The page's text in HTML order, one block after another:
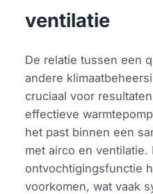
ventilatie
De relatie tussen een
andere
cruciaal voor
effectieve
het past binnen een
met airco en ventilatie.
ontvochtigingsfunctie
voorkomen, wat vaak